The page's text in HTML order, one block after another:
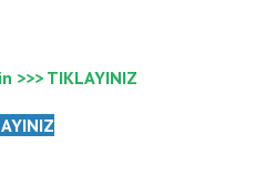
>>> TIKLAYINIZ